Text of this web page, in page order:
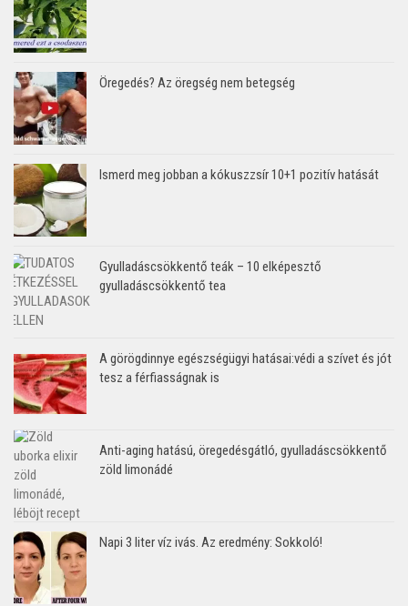
Öregedés? Az öregség nem betegség
Ismerd meg jobban a kókuszzsír 10+1 pozitív hatását
Gyulladáscsökkentő teák – 10 elképesztő
gyulladáscsökkentő tea
A görögdinnye egészségügyi hatásai:védi a szívet és jót
tesz a férfiasságnak is
Anti-aging hatású, öregedésgátló, gyulladáscsökkentő
zöld limonádé
Napi 3 liter víz ivás. Az eredmény: Sokkoló!